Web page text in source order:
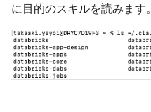
に目的のスキルを読みます。